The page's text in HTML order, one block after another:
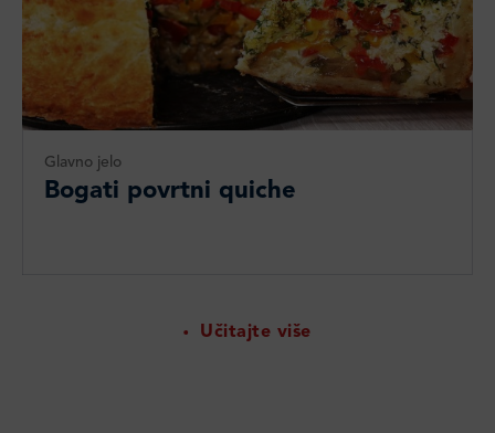
Glavno jelo
Bogati povrtni quiche
Učitajte više